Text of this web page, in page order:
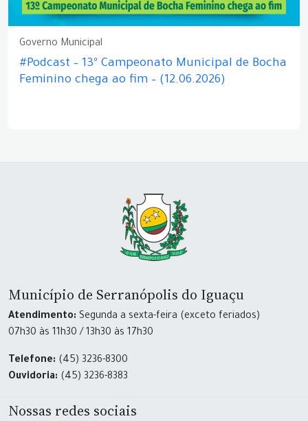
Governo Municipal
#Podcast – 13º Campeonato Municipal de Bocha
Feminino chega ao fim – (12.06.2026)
Município de Serranópolis do Iguaçu
Atendimento: Segunda a sexta-feira (exceto feriados)
07h30 às 11h30 / 13h30 às 17h30
Telefone: (45) 3236-8300
Ouvidoria: (45) 3236-8383
Nossas redes sociais